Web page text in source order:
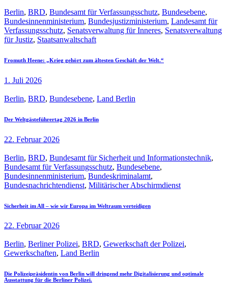
Berlin, BRD, Bundesamt für Verfassungsschutz, Bundesebene,
Bundesinnenministerium, Bundesjustizministerium, Landesamt für
Verfassungsschutz, Senatsverwaltung für Inneres, Senatsverwaltung
für Justiz, Staatsanwaltschaft
Fromuth Heene: „Krieg gehört zum ältesten Geschäft der Welt.“
1. Juli 2026
Berlin, BRD, Bundesebene, Land Berlin
Der Weltgästeführertag 2026 in Berlin
22. Februar 2026
Berlin, BRD, Bundesamt für Sicherheit und Informationstechnik,
Bundesamt für Verfassungsschutz, Bundesebene,
Bundesinnenministerium, Bundeskriminalamt,
Bundesnachrichtendienst, Militärischer Abschirmdienst
Sicherheit im All – wie wir Europa im Weltraum verteidigen
22. Februar 2026
Berlin, Berliner Polizei, BRD, Gewerkschaft der Polizei,
Gewerkschaften, Land Berlin
Die Polizeipräsidentin von Berlin will dringend mehr Digitalisierung und optimale
Ausstattung für die Berliner Polizei.